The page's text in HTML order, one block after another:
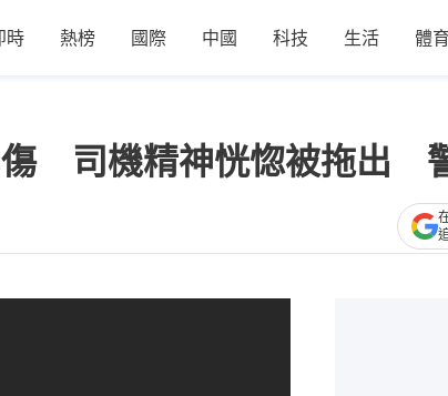
時 熱榜 國際 中國 科技 生活 體育
司機精神恍惚被拖出